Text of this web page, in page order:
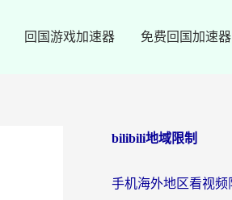
回国游戏加速器 免费回国加速器
bilibili地域限制